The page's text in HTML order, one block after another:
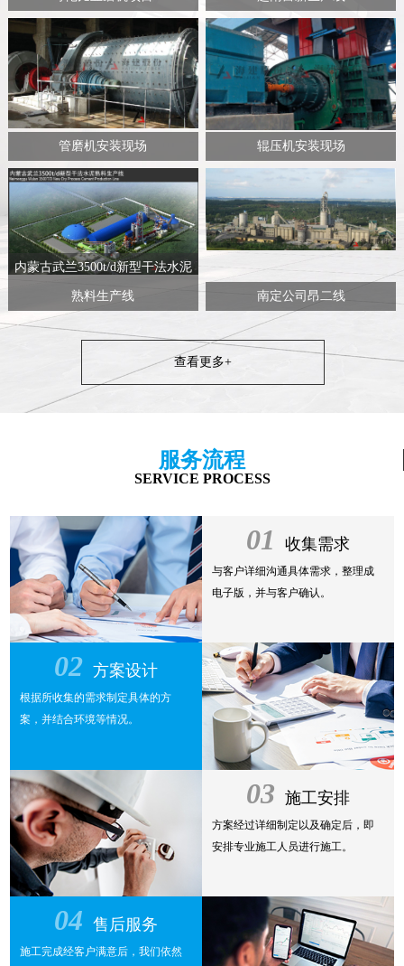
管磨机安装现场 辊压机安装现场
内蒙古武兰3500t/d新型干法水泥
熟料生产线 南定公司昂二线
查看更多+
服务流程
SERVICE PROCESS
01 收集需求
与客户详细沟通具体需求，整理成
电子版，并与客户确认。
02 方案设计
根据所收集的需求制定具体的方
案，并结合环境等情况。
03 施工安排
方案经过详细制定以及确定后，即
安排专业施工人员进行施工。
04 售后服务
施工完成经客户满意后，我们依然